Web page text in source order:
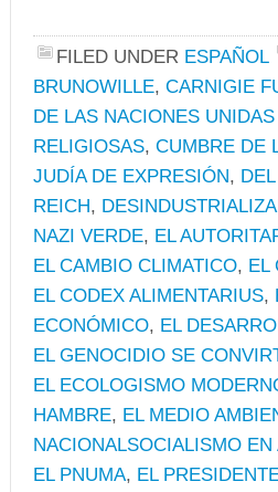
FILED UNDER ESPAÑOL
BRUNOWILLE, CARNIGIE
DE LAS NACIONES
RELIGIOSAS, CUMBRE DE
JUDÍA DE EXPRESIÓN,
REICH,
NAZI VERDE, EL
EL CAMBIO CLIMATICO, EL
EL CODEX ALIMENTARIUS,
ECONÓMICO, EL
EL GENOCIDIO SE
EL ECOLOGISMO
HAMBRE, EL MEDIO
NACIONALSOCIALISMO EN
EL PNUMA, EL